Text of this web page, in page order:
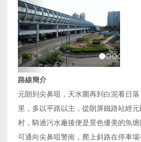
一
页
路線簡介
元朗到尖鼻咀，天水圍再到白泥看日
里，多以平路以主，從朗屏鐵路站經
村，騎過污水廠後便是景色優美的魚
可通向尖鼻咀警崗，爬上斜路在停車